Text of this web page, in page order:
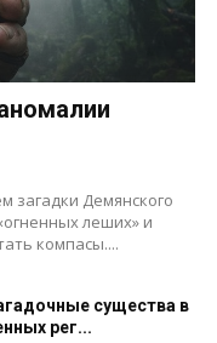
загадки Демянского
леших» и
компасы....
существа в
рег...